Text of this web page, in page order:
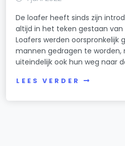
De loafer heeft sinds zijn
altijd in het teken gestaan van
Loafers werden oorspronkelijk
mannen gedragen te worden,
uiteindelijk ook hun weg naar
LEES VERDER